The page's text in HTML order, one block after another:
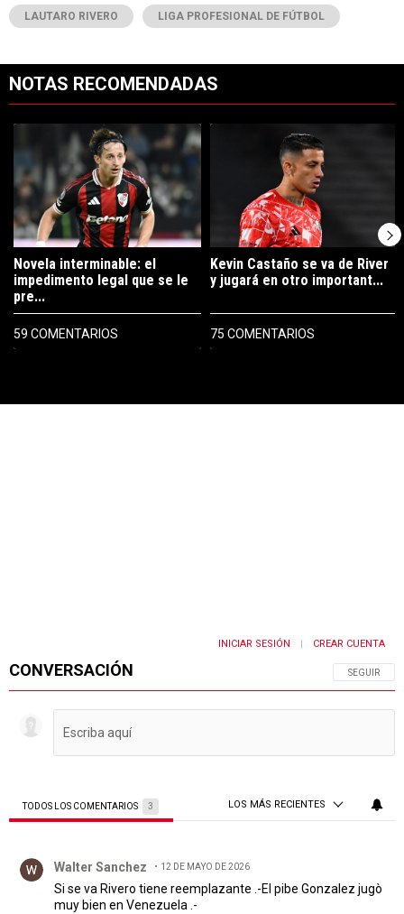
LAUTARO RIVERO LIGA PROFESIONAL DE FÚTBOL
NOTAS RECOMENDADAS
Un artículo de tendencia con el título "Novela interminable: el
Novela interminable: el
impedimento legal que se le
pre...
59 COMENTARIOS
Un artículo de tendencia con el
Kevin Castaño se va de River
y jugará en otro important...
75 COMENTARIOS
CONVERSACIÓN SIGA ESTA
SEGUIR
INICIAR SESIÓN CREAR CUENTA
TODOS LOS COMENTARIOS 3 LOS MÁS RECIENTES
Walter Sanchez 12 DE MAYO DE 2026
Si se va Rivero tiene reemplazante .-El pibe Gonzalez jugò
muy bien en Venezuela .-